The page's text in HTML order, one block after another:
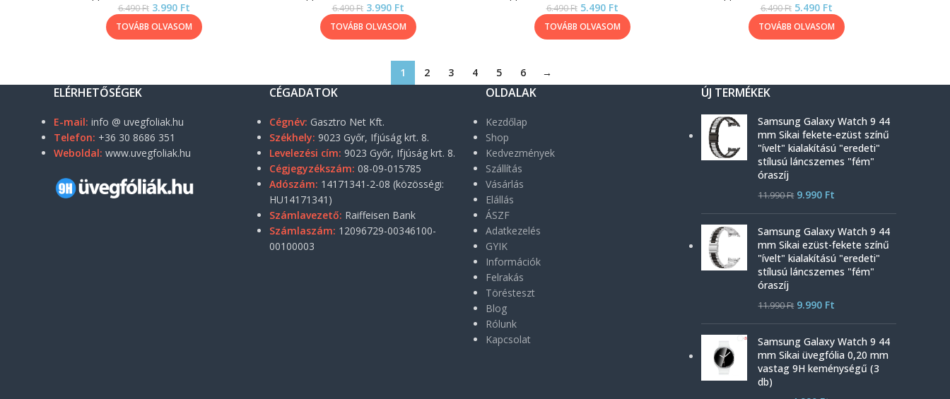
6.490Ft 3.990 Ft
TOVÁBB OLVASOM
6.490Ft 3.990 Ft
TOVÁBB OLVASOM
6.490Ft 5.490 Ft
TOVÁBB OLVASOM
6.490Ft 5.490 Ft
TOVÁBB OLVASOM
1 2 3 4 5 6 →
ELÉRHETŐSÉGEK
E-mail: info @ uvegfoliak.hu
Telefon: +36 30 8686 351
Weboldal: www.uvegfoliak.hu
CÉGADATOK
Cégnév: Gasztro Net Kft.
Székhely: 9023 Győr, Ifjúság krt. 8.
Levelezési cím: 9023 Győr, Ifjúság krt. 8.
Cégjegyzékszám: 08-09-015785
Adószám: 14171341-2-08 (közösségi:
HU14171341)
Számlavezető: Raiffeisen Bank
Számlaszám: 12096729-00346100-
00100003
OLDALAK
Kezdőlap
Shop
Kedvezmények
Szállítás
Vásárlás
Elállás
ÁSZF
Adatkezelés
GYIK
Információk
Felrakás
Törésteszt
Blog
Rólunk
Kapcsolat
ÚJ TERMÉKEK
Samsung Galaxy Watch 9 44
mm Sikai fekete-ezüst színű
"ívelt" kialakítású "eredeti"
stílusú láncszemes "fém"
óraszíj
11.990Ft 9.990 Ft
Samsung Galaxy Watch 9 44
mm Sikai ezüst-fekete színű
"ívelt" kialakítású "eredeti"
stílusú láncszemes "fém"
óraszíj
11.990Ft 9.990 Ft
Samsung Galaxy Watch 9 44
mm Sikai üvegfólia 0,20 mm
vastag 9H keménységű (3
db)